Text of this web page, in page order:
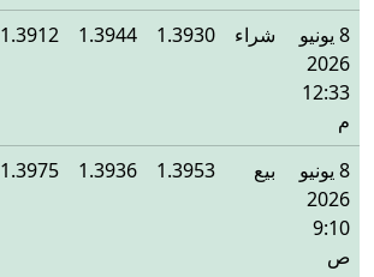
8 يونيو
2026
12:33
م
شراء 1.3930
1.3944
1.3912
8 يونيو
2026
9:10
ص
بيع 1.3953
1.3936
1.3975